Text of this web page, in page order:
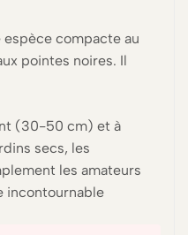
espèce compacte au
pointes noires. Il
(30-50 cm) et à
secs, les
les amateurs
incontournable